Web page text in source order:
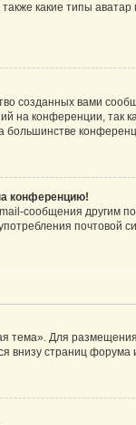
какие типы
созданных вами
на конференции, так
большинстве
конференцию!
сообщения
почтовой
Для
внизу страниц